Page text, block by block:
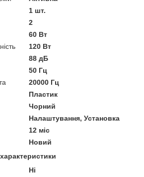
1 шт.
2
60 Вт
120 Вт
88 дБ
50 Гц
20000 Гц
Пластик
Чорний
Налаштування, Установка
12 міс
Новий
Ні